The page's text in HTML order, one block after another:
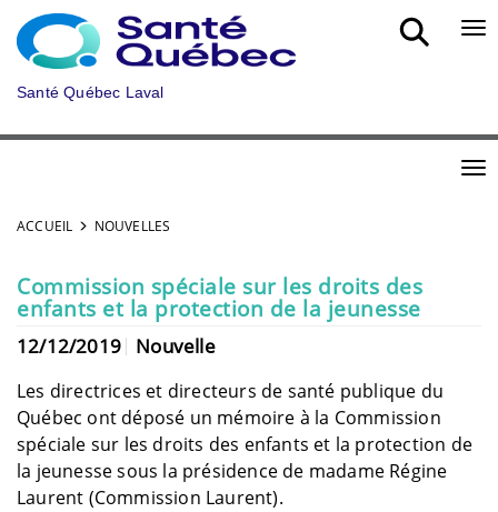
Aller au menu principal
Santé Québec Laval
ACCUEIL NOUVELLES
Commission spéciale sur les droits des
enfants et la protection de la jeunesse
12/12/2019 Nouvelle
Les directrices et directeurs de santé publique du
Québec ont déposé un mémoire à la Commission
spéciale sur les droits des enfants et la protection de
la jeunesse sous la présidence de madame Régine
Laurent (Commission Laurent).